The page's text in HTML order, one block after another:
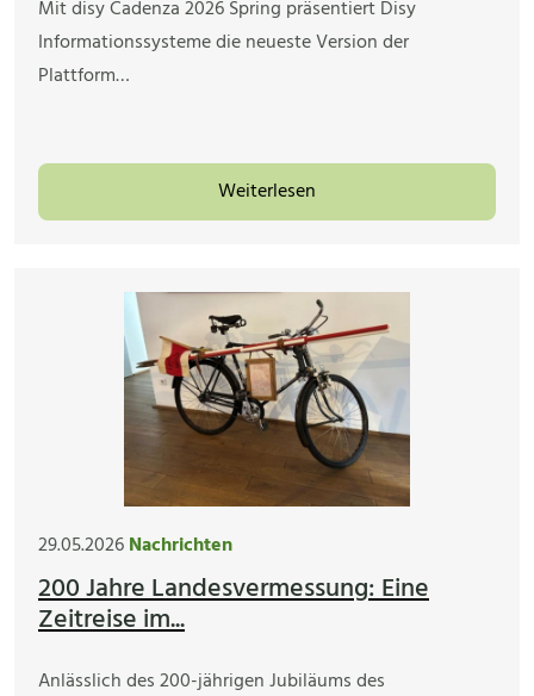
Mit disy Cadenza 2026 Spring präsentiert Disy
Informationssysteme die neueste Version der
Plattform…
Weiterlesen
29.05.2026Nachrichten
200 Jahre Landesvermessung: Eine
Zeitreise im...
Anlässlich des 200-jährigen Jubiläums des